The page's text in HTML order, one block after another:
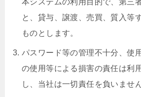
本システムの利用目的で、第三
と、貸与、譲渡、売買、質入等
ものとします。
パスワード等の管理不十分、使
の使用等による損害の責任は利
し、当社は一切責任を負いません